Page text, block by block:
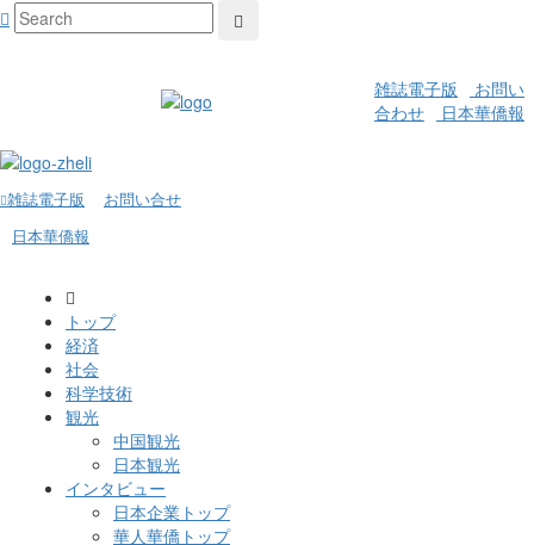
雑誌電子版
お問い
合わせ
日本華僑報
雑誌電子版
お問い合せ
日本華僑報
トップ
経済
社会
科学技術
観光
中国観光
日本観光
インタビュー
日本企業トップ
華人華僑トップ